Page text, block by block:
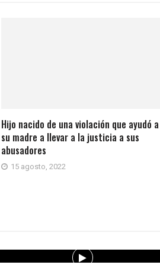
Hijo nacido de una violación que ayudó a
su madre a llevar a la justicia a sus
abusadores
15 agosto, 2022